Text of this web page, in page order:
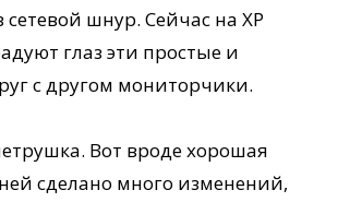
сетевой шнур. Сейчас на XP
глаз эти простые и
с другом мониторчики.
Вот вроде хорошая
сделано много изменений,